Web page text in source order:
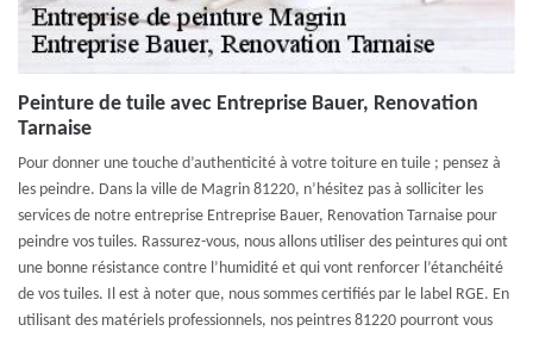
Peinture de tuile avec Entreprise Bauer, Renovation
Tarnaise
Pour donner une touche d’authenticité à votre toiture en tuile ; pensez à
les peindre. Dans la ville de Magrin 81220, n’hésitez pas à solliciter les
services de notre entreprise Entreprise Bauer, Renovation Tarnaise pour
peindre vos tuiles. Rassurez-vous, nous allons utiliser des peintures qui ont
une bonne résistance contre l’humidité et qui vont renforcer l’étanchéité
de vos tuiles. Il est à noter que, nous sommes certifiés par le label RGE. En
utilisant des matériels professionnels, nos peintres 81220 pourront vous